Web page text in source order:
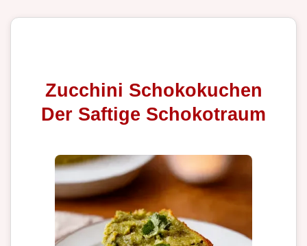
Zucchini Schokokuchen
Der Saftige Schokotraum